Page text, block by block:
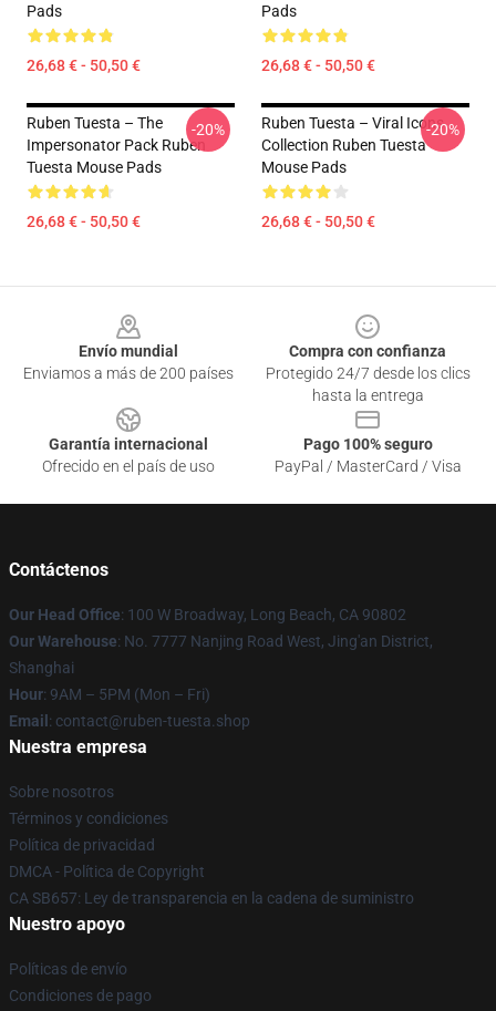
Pads
26,68 € - 50,50 €
Pads
26,68 € - 50,50 €
Ruben Tuesta – The
Impersonator Pack Ruben
Tuesta Mouse Pads
26,68 € - 50,50 €
-20%
Ruben Tuesta – Viral Icons
Collection Ruben Tuesta
Mouse Pads
26,68 € - 50,50 €
-20%
Envío mundial
Enviamos a más de 200 países
Compra con confianza
Protegido 24/7 desde los clics
hasta la entrega
Garantía internacional
Ofrecido en el país de uso
Pago 100% seguro
PayPal / MasterCard / Visa
Contáctenos
Our Head Office: 100 W Broadway, Long Beach, CA 90802
Our Warehouse: No. 7777 Nanjing Road West, Jing'an District,
Shanghai
Hour: 9AM – 5PM (Mon – Fri)
Email : contact@ruben-tuesta.shop
Nuestra empresa
Sobre nosotros
Términos y condiciones
Política de privacidad
DMCA - Política de Copyright
CA SB657: Ley de transparencia en la cadena de suministro
Nuestro apoyo
Políticas de envío
Condiciones de pago